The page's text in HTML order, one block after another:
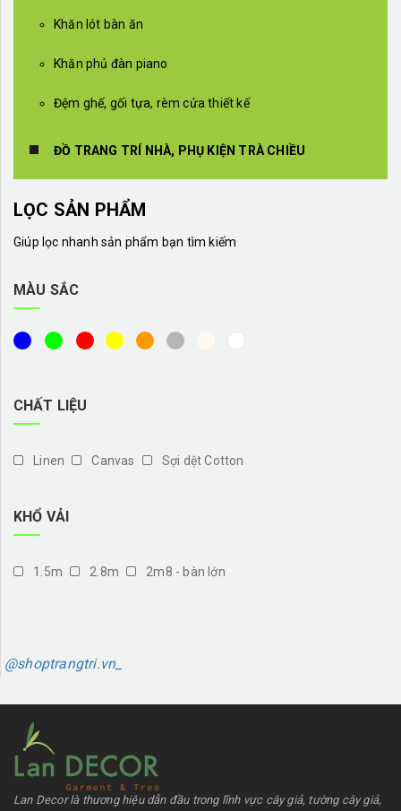
Khăn lót bàn ăn
Khăn phủ đàn piano
Đệm ghế, gối tựa, rèm cửa thiết kế
ĐỒ TRANG TRÍ NHÀ, PHỤ KIỆN TRÀ CHIỀU
LỌC SẢN PHẨM
Giúp lọc nhanh sản phẩm bạn tìm kiếm
MÀU SẮC
CHẤT LIỆU
Linen Canvas Sợi dệt Cotton
KHỔ VẢI
1.5m 2.8m 2m8 - bàn lớn
@shoptrangtri.vn_
Lan Decor là thương hiệu dẫn đầu trong lĩnh vực cây giả, tường cây giả,